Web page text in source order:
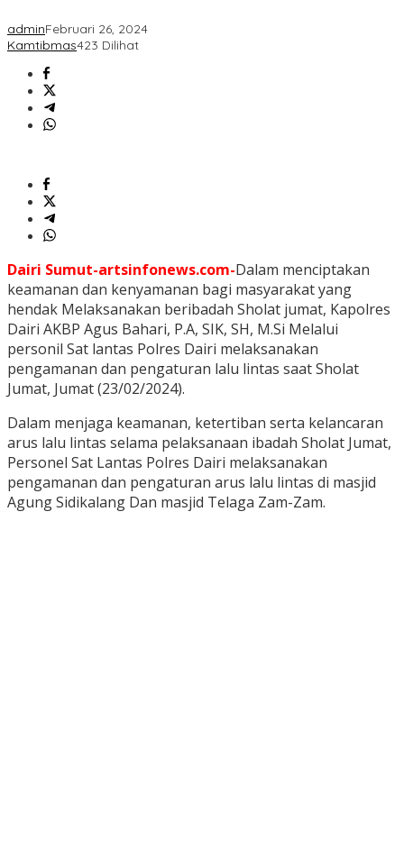
adminFebruari 26, 2024
Kamtibmas423 Dilihat
Dairi Sumut-artsinfonews.com-Dalam menciptakan
keamanan dan kenyamanan bagi masyarakat yang
hendak Melaksanakan beribadah Sholat jumat, Kapolres
Dairi AKBP Agus Bahari, P.A, SIK, SH, M.Si Melalui
personil Sat lantas Polres Dairi melaksanakan
pengamanan dan pengaturan lalu lintas saat Sholat
Jumat, Jumat (23/02/2024).
Dalam menjaga keamanan, ketertiban serta kelancaran
arus lalu lintas selama pelaksanaan ibadah Sholat Jumat,
Personel Sat Lantas Polres Dairi melaksanakan
pengamanan dan pengaturan arus lalu lintas di masjid
Agung Sidikalang Dan masjid Telaga Zam-Zam.